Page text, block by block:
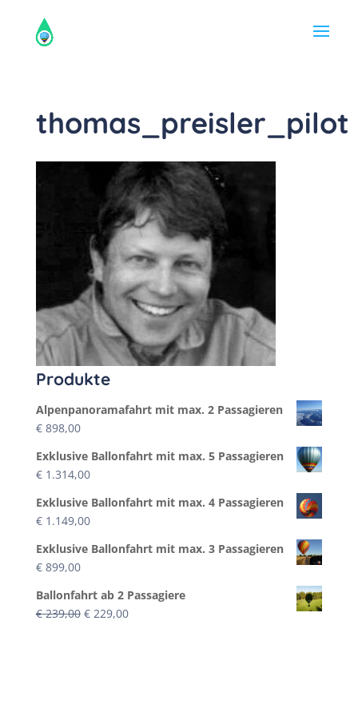
thomas_preisler_pilot
Produkte
Alpenpanoramafahrt mit max. 2 Passagieren
€898,00
Exklusive Ballonfahrt mit max. 5 Passagieren
€1.314,00
Exklusive Ballonfahrt mit max. 4 Passagieren
€1.149,00
Exklusive Ballonfahrt mit max. 3 Passagieren
€899,00
Ballonfahrt ab 2 Passagiere
€239,00 Ursprünglicher
€229,00Aktueller